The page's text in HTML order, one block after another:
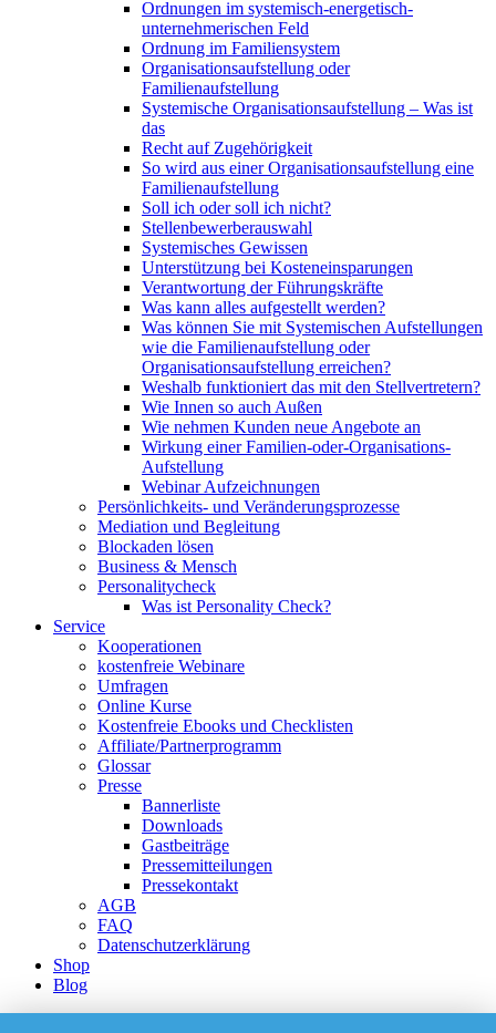
Ordnungen im systemisch-energetisch-
unternehmerischen Feld
Ordnung im Familiensystem
Organisationsaufstellung oder
Familienaufstellung
Systemische Organisationsaufstellung – Was ist
das
Recht auf Zugehörigkeit
So wird aus einer Organisationsaufstellung eine
Familienaufstellung
Soll ich oder soll ich nicht?
Stellenbewerberauswahl
Systemisches Gewissen
Unterstützung bei Kosteneinsparungen
Verantwortung der Führungskräfte
Was kann alles aufgestellt werden?
Was können Sie mit Systemischen Aufstellungen
wie die Familienaufstellung oder
Organisationsaufstellung erreichen?
Weshalb funktioniert das mit den Stellvertretern?
Wie Innen so auch Außen
Wie nehmen Kunden neue Angebote an
Wirkung einer Familien-oder-Organisations-
Aufstellung
Webinar Aufzeichnungen
Persönlichkeits- und Veränderungsprozesse
Mediation und Begleitung
Blockaden lösen
Business & Mensch
Personalitycheck
Was ist Personality Check?
Service
Kooperationen
kostenfreie Webinare
Umfragen
Online Kurse
Kostenfreie Ebooks und Checklisten
Affiliate/Partnerprogramm
Glossar
Presse
Bannerliste
Downloads
Gastbeiträge
Pressemitteilungen
Pressekontakt
AGB
FAQ
Datenschutzerklärung
Shop
Blog